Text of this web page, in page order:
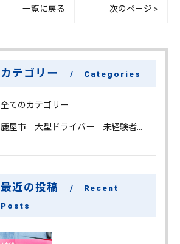
一覧に戻る 次のページ >
カテゴリー Categories
全てのカテゴリー
鹿屋市 大型ドライバー 未経験者 大募集
最近の投稿
Recent
Posts